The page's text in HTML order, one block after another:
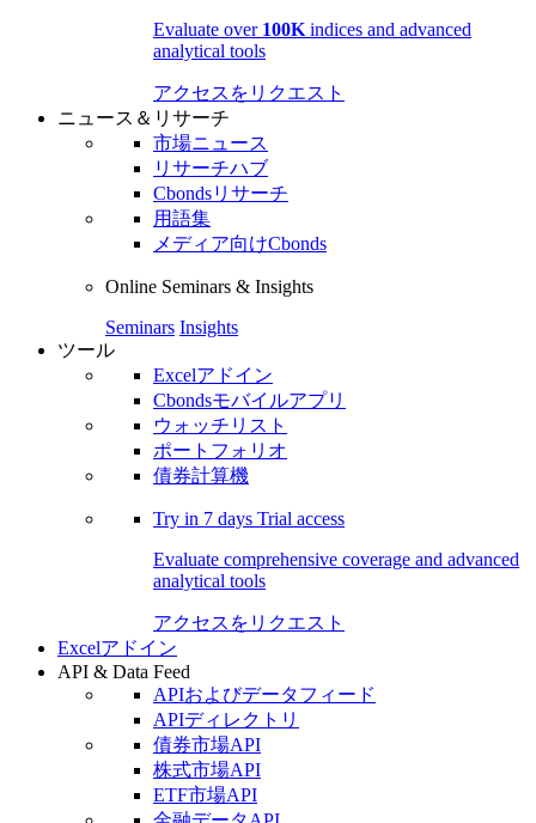
Evaluate over 100K indices and advanced
analytical tools
アクセスをリクエスト
ニュース＆リサーチ
市場ニュース
リサーチハブ
Cbondsリサーチ
用語集
メディア向けCbonds
Online Seminars & Insights
Seminars Insights
ツール
Excelアドイン
Cbondsモバイルアプリ
ウォッチリスト
ポートフォリオ
債券計算機
Try in 7 days Trial access
Evaluate comprehensive coverage and advanced
analytical tools
アクセスをリクエスト
Excelアドイン
API & Data Feed
APIおよびデータフィード
APIディレクトリ
債券市場API
株式市場API
ETF市場API